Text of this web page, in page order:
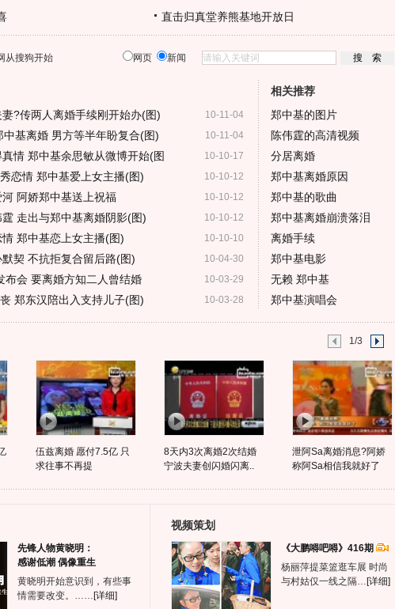
直击归真堂养熊基地开放日
从搜狗开始 网页 新闻
10-11-04
?传两人离婚手续刚开始办(图)
10-11-04
中基离婚 男方等半年盼复合(图)
10-10-17
情 郑中基余思敏从微博开始(图
10-10-12
恋情 郑中基爱上女主播(图)
10-10-12
阿娇郑中基送上祝福
10-10-12
走出与郑中基离婚阴影(图)
10-10-10
郑中基恋上女主播(图)
10-04-30
契 不抗拒复合留后路(图)
10-03-29
布会 要离婚方知二人曾结婚
10-03-28
郑东汉陪出入支持儿子(图)
相关推荐
郑中基的图片
陈伟霆的高清视频
分居离婚
郑中基离婚原因
郑中基的歌曲
郑中基离婚崩溃落泪
离婚手续
郑中基电影
无赖 郑中基
郑中基演唱会
1/3
伍兹离婚 愿付7.5亿 只
求往事不再提
8天内3次离婚2次结婚
宁波夫妻创闪婚闪离..
泄阿Sa离婚消息?阿娇
称阿Sa相信我就好了
先锋人物黄晓明：
感谢低潮 偶像重生
黄晓明开始意识到，有些事
情需要改变。…… [详细]
视频策划
《大鹏嘚吧嘚》416期
杨丽萍提菜篮逛车展 时尚
与村姑仅一线之隔… [详细]